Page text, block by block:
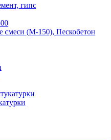
гипс
смеси (М-150), Пескобетон